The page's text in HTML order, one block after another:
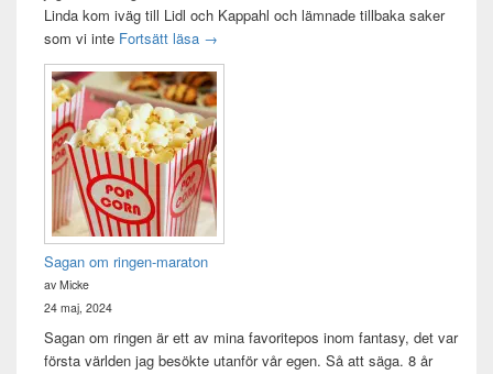
Linda kom iväg till Lidl och Kappahl och lämnade tillbaka saker
som vi inte Fortsätt läsa Idag var det en bra dag
→
Sagan om ringen-maraton
av Micke
24 maj, 2024
Sagan om ringen är ett av mina favoritepos inom fantasy, det var
första världen jag besökte utanför vår egen. Så att säga. 8 år